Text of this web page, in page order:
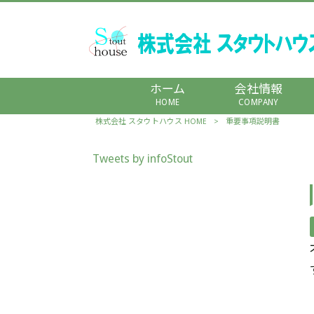
ホーム
HOME
会社情報
COMPANY
株式会社 スタウトハウス HOME > 重要事項説明書
Tweets by infoStout